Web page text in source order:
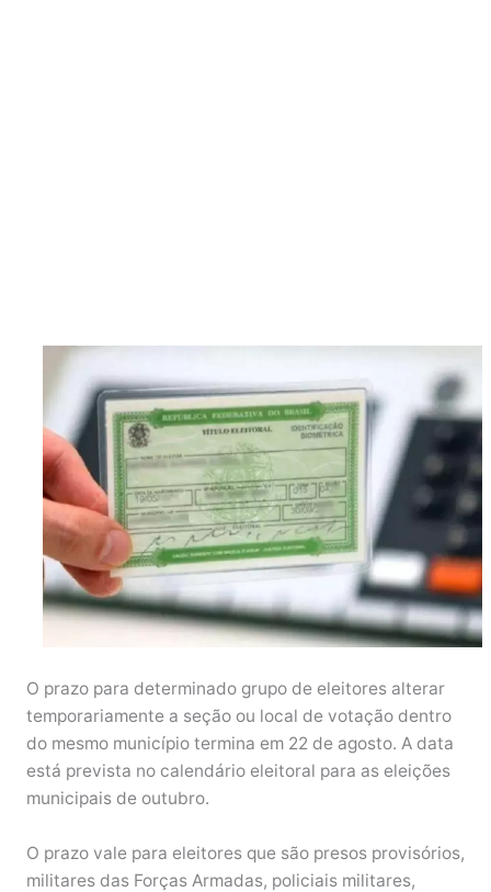
O prazo para determinado grupo de eleitores alterar
temporariamente a seção ou local de votação dentro
do mesmo município termina em 22 de agosto. A data
está prevista no calendário eleitoral para as eleições
municipais de outubro.
O prazo vale para eleitores que são presos provisórios,
militares das Forças Armadas, policiais militares,